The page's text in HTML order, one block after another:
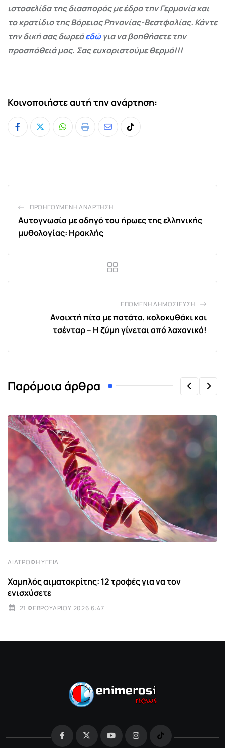
ιστοσελίδα της διασποράς με έδρα την Γερμανία και
το κρατίδιο της Βόρειας Ρηνανίας-Βεστφαλίας. Κάντε
την δική σας δωρεάεδώγια να βοηθήσετε την
προσπάθειά μας. Σας ευχαριστούμε θερμά!!!
Κοινοποιήστε αυτή την ανάρτηση:
Whatsapp
Print
ShareTiktok
ΠΡΟΗΓΟΎΜΕΝΗ ΑΝΆΡΤΗΣΗ
Αυτογνωσία με οδηγό του ήρωες της ελληνικής
μυθολογίας: Ηρακλής
ΕΠΌΜΕΝΗ ΔΗΜΟΣΊΕΥΣΗ
Ανοιχτή πίτα με πατάτα, κολοκυθάκι και
τσένταρ – Η ζύμη γίνεται από λαχανικά!
Παρόμοια άρθρα
ΔΙΑΤΡΟΦΉ ΥΓΕΊΑ
Χαμηλός αιματοκρίτης: 12 τροφές για να τον
ενισχύσετε
21 ΦΕΒΡΟΥΑΡΊΟΥ 2026 6:47